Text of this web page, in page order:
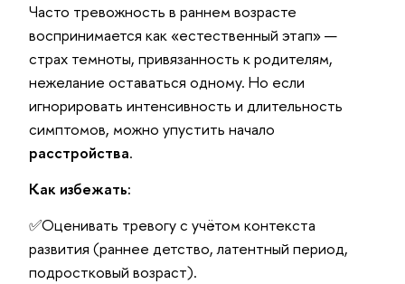
Часто тревожность в раннем возрасте
воспринимается как «естественный этап» —
страх темноты, привязанность к родителям,
нежелание оставаться одному. Но если
игнорировать интенсивность и длительность
симптомов, можно упустить начало
расстройства.
Как избежать:
✅Оценивать тревогу с учётом контекста
развития (раннее детство, латентный период,
подростковый возраст).